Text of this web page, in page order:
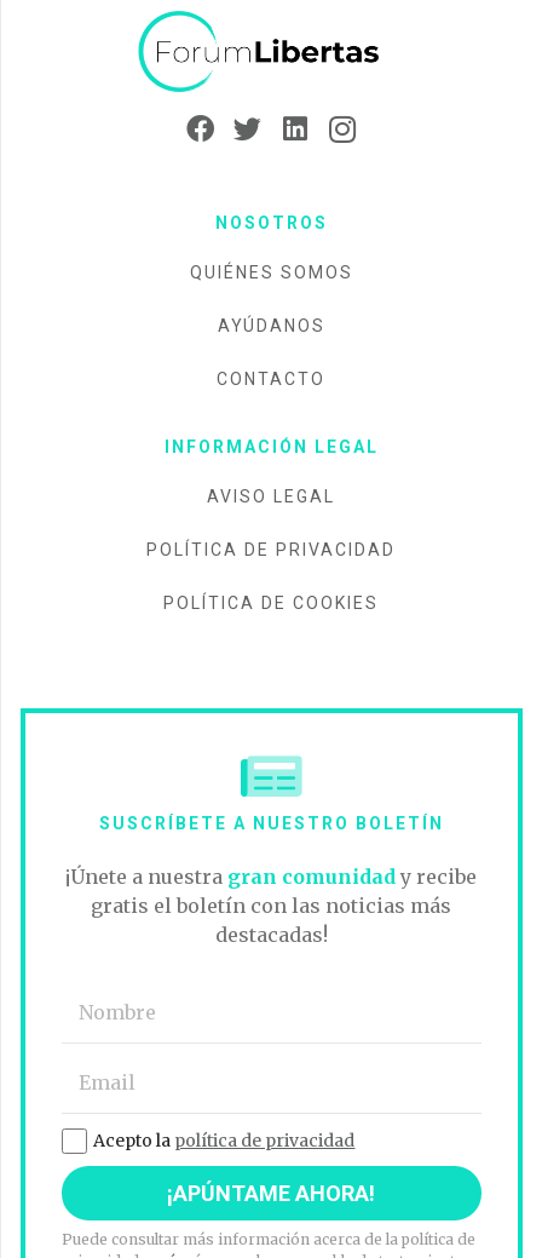
NOSOTROS
QUIÉNES SOMOS
AYÚDANOS
CONTACTO
INFORMACIÓN LEGAL
AVISO LEGAL
POLÍTICA DE PRIVACIDAD
POLÍTICA DE COOKIES
SUSCRÍBETE A NUESTRO BOLETÍN
¡Únete a nuestra gran comunidad y recibe
gratis el boletín con las noticias más
destacadas!
Acepto la política de privacidad
Puede consultar más información acerca de la política de